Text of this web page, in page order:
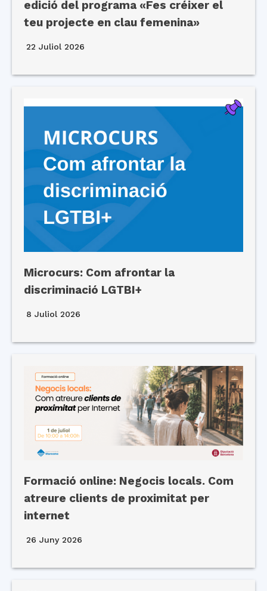
edició del programa «Fes créixer el
teu projecte en clau femenina»
22 Juliol 2026
Microcurs: Com afrontar la
discriminació LGTBI+
8 Juliol 2026
Formació online: Negocis locals. Com
atreure clients de proximitat per
internet
26 Juny 2026